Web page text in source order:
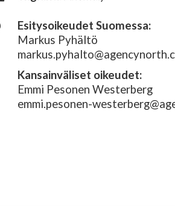
Esitysoikeudet Suomessa:
Markus Pyhältö
Kansainväliset oikeudet:
Emmi Pesonen Westerberg
emmi.pesonen-